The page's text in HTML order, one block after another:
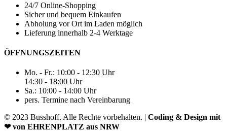
24/7 Online-Shopping
Sicher und bequem Einkaufen
Abholung vor Ort im Laden möglich
Lieferung innerhalb 2-4 Werktage
ÖFFNUNGSZEITEN
Mo. - Fr.: 10:00 - 12:30 Uhr
14:30 - 18:00 Uhr
Sa.: 10:00 - 14:00 Uhr
pers. Termine nach Vereinbarung
© 2023 Busshoff. Alle Rechte vorbehalten. | Coding & Design mit
❤ von EHRENPLATZ aus NRW